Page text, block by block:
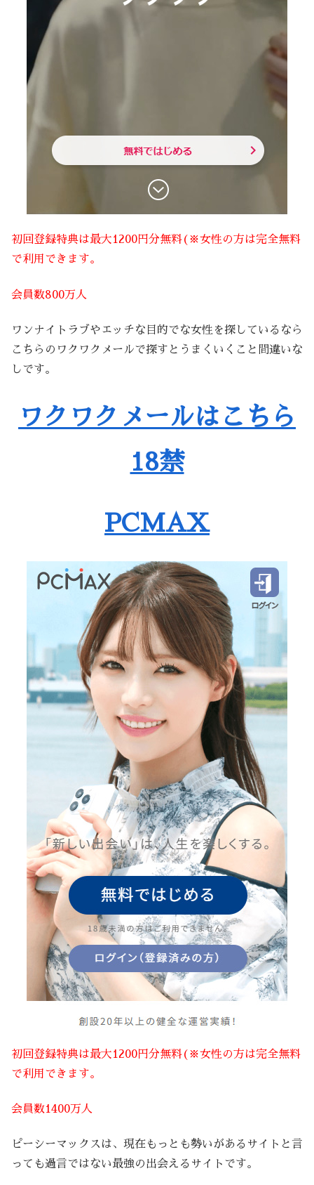
初回登録特典は最大1200円分無料(※女性の方は完全無料
で利用できます。
会員数800万人
ワンナイトラブやエッチな目的でな女性を探しているなら
こちらのワクワクメールで探すとうまくいくこと間違いな
しです。
ワクワクメールはこちら
18禁
PCMAX
初回登録特典は最大1200円分無料(※女性の方は完全無料
で利用できます。
会員数1400万人
ピーシーマックスは、現在もっとも勢いがあるサイトと言
っても過言ではない最強の出会えるサイトです。